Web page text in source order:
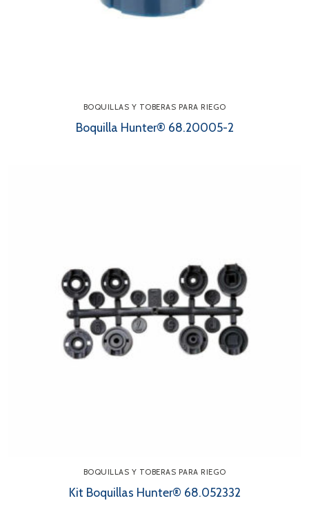
BOQUILLAS Y TOBERAS PARA RIEGO
Boquilla Hunter® 68.20005-2
BOQUILLAS Y TOBERAS PARA RIEGO
Kit Boquillas Hunter® 68.052332